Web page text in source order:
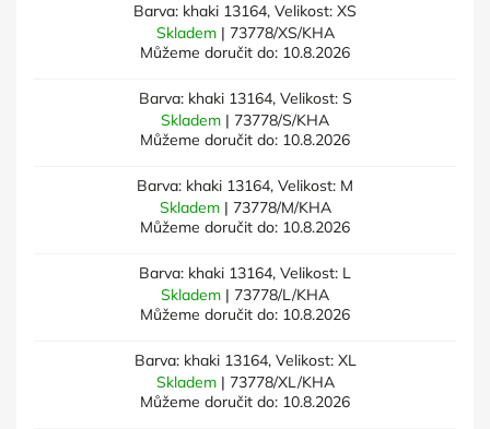
Barva: khaki 13164, Velikost: XS
Skladem | 73778/XS/KHA
Můžeme doručit do: 10.8.2026
Barva: khaki 13164, Velikost: S
Skladem | 73778/S/KHA
Můžeme doručit do: 10.8.2026
Barva: khaki 13164, Velikost: M
Skladem | 73778/M/KHA
Můžeme doručit do: 10.8.2026
Barva: khaki 13164, Velikost: L
Skladem | 73778/L/KHA
Můžeme doručit do: 10.8.2026
Barva: khaki 13164, Velikost: XL
Skladem | 73778/XL/KHA
Můžeme doručit do: 10.8.2026